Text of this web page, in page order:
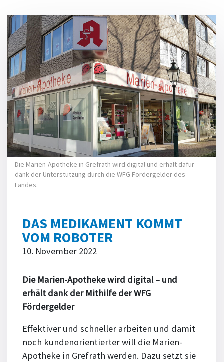
Die Marien-Apotheke in Grefrath wird digital und erhält dafür
dank der Unterstützung durch die WFG Fördergelder des
Landes.
DAS MEDIKAMENT KOMMT
VOM ROBOTER
10. November 2022
Die Marien-Apotheke wird digital – und
erhält dank der Mithilfe der WFG
Fördergelder
Effektiver und schneller arbeiten und damit
noch kundenorientierter will die Marien-
Apotheke in Grefrath werden. Dazu setzt sie